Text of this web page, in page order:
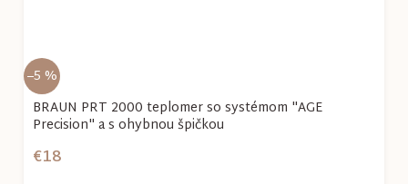
–5 %
BRAUN PRT 2000 teplomer so systémom "AGE
Precision" a s ohybnou špičkou
€18